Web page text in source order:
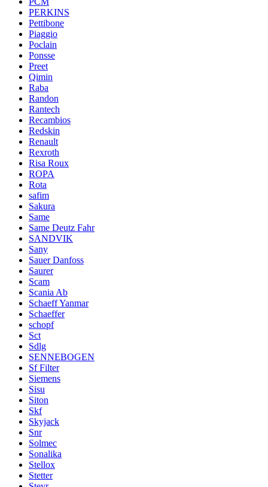
PERKINS
Pettibone
Piaggio
Poclain
Ponsse
Preet
Qimin
Raba
Randon
Rantech
Recambios
Redskin
Renault
Rexroth
Risa Roux
ROPA
Rota
safim
Sakura
Same
Same Deutz Fahr
SANDVIK
Sany
Sauer Danfoss
Saurer
Scam
Scania Ab
Schaeff Yanmar
Schaeffer
schopf
Sct
Sdlg
SENNEBOGEN
Sf Filter
Siemens
Sisu
Siton
Skf
Skyjack
Snr
Solmec
Sonalika
Stellox
Stetter